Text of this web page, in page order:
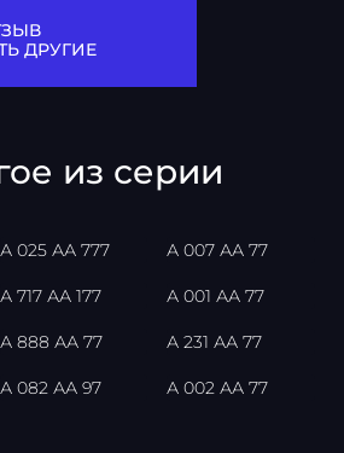
ДРУГИЕ
из серии
А 025 АА 777 А 007 АА 77
А 717 АА 177 А 001 АА 77
А 888 АА 77 А 231 АА 77
А 082 АА 97 А 002 АА 77